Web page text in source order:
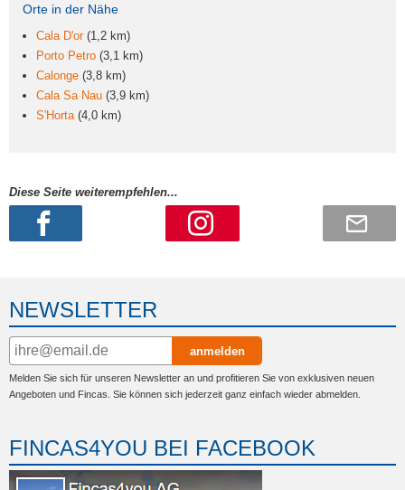
Orte in der Nähe
Cala D'or(1,2 km)
Porto Petro (3,1 km)
Calonge (3,8 km)
Cala Sa Nau (3,9 km)
S'Horta(4,0 km)
Diese Seite weiterempfehlen...
NEWSLETTER
anmelden
Melden Sie sich für unseren Newsletter an und profitieren Sie von exklusiven neuen
Angeboten und Fincas. Sie können sich jederzeit ganz einfach wieder abmelden.
FINCAS4YOU BEI FACEBOOK